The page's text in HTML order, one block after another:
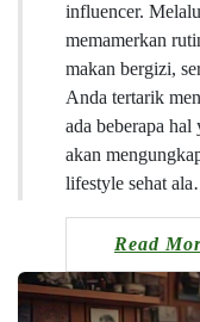
influencer.
memamerkan
makan bergizi,
Anda tertarik
ada beberapa
akan
lifestyle sehat
Read